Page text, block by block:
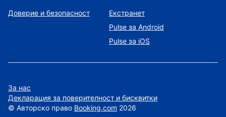
Доверие и безопасност
Екстранет
Pulse за Android
Pulse за iOS
За нас
Декларация за поверителност и бисквитки
© Авторско право Booking.com 2026